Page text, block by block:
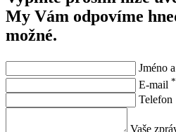
My Vám odpovíme
možné.
Jméno
E-mail *
Telefon
Vaše